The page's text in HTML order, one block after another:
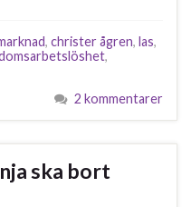
, christer ågren, las,
,
2 kommentarer
ska bort